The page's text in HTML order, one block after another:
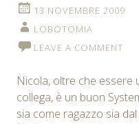
13 NOVEMBRE 2009
LOBOTOMIA
LEAVE A COMMENT
Nicola, oltre che essere
collega, è un buon
sia come ragazzo sia